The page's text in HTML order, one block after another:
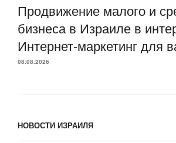
Продвижение малого и
бизнеса в Израиле в
Интернет-маркетинг для
08.08.2026
НОВОСТИ ИЗРАИЛЯ